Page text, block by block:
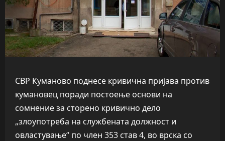
СВР Куманово поднесе кривична пријава против
кумановец поради постоење основи на
сомнение за сторено кривично дело
„злоупотреба на службената должност и
овластување“ по член 353 став 4, во врска со